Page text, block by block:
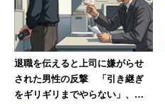
退職を伝えると上司に嫌がらせ
された男性の反撃 「引き継ぎ
をギリギリまでやらない」、し